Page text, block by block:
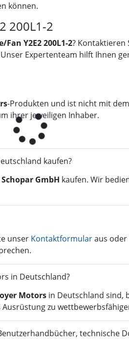
können.
200L1-2
Fan Y2E2 200L1-2? Kontaktieren
Expertenteam hilft Ihnen
-Produkten und ist nicht mit
ihrer jeweiligen Inhaber.
kaufen?
Schopar GmbH kaufen. Wir
unser Kontaktformularaus oder
in Deutschland?
Motors in Deutschland sind,
Ausrüstung zu
technische